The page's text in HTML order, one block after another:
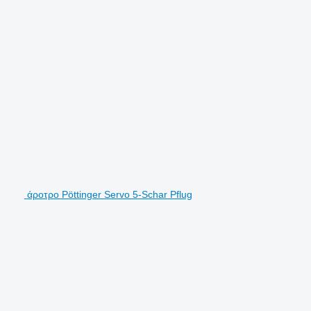
άροτρο Pöttinger Servo 5-Schar Pflug